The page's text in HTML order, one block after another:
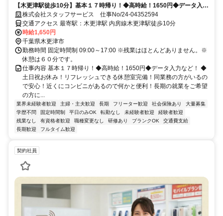
【木更津駅徒歩10分】基本１７時帰り！◆高時給！1650円◆データ入力
など！
株式会社スタッフサービス 仕事No/24-04352594
交通アクセス 最寄駅：木更津駅 内房線木更津駅徒歩10分
時給1,650円
千葉県木更津市
勤務時間 固定時間制 09:00～17:00 ※残業はほとんどありません。※
休憩は６０分です。
仕事内容 基本１７時帰り！◆高時給！1650円◆データ入力など！ ◆
土日祝お休み！リフレッシュできる休憩室完備！同業務の方がいるの
で安心！近くにコンビニがあるので何かと便利！長期の就業をご希望
の方に...
業界未経験者歓迎 主婦・主夫歓迎 長期 フリーター歓迎 社会保険あり
大量募集
学歴不問
固定時間制 平日のみOK 転勤なし 未経験者歓迎
経験者歓迎
残業なし
有資格者歓迎 職種変更なし 研修あり ブランクOK
交通費支給
長期歓迎
フルタイム歓迎
契約社員